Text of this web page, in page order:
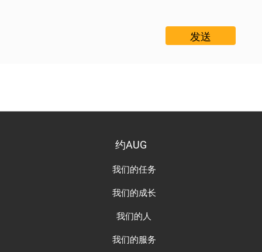
约AUG
我们的任务
我们的成长
我们的人
我们的服务